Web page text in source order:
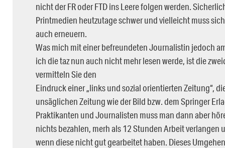
nicht der FR oder FTD ins Leere folgen werden.
Printmedien heutzutage schwer und vielleicht muss
auch erneuern.
Was mich mit einer befreundeten Journalistin jedoch
ich die taz nun auch nicht mehr lesen werde, ist die
vermitteln Sie den
Eindruck einer „links und sozial orientierten Zeitung“,
unsäglichen Zeitung wie der Bild bzw. dem Springer
Praktikanten und Journalisten muss man dann aber
nichts bezahlen, merh als 12 Stunden Arbeit verlangen
wenn diese nicht gut gearbeitet haben. Dieses